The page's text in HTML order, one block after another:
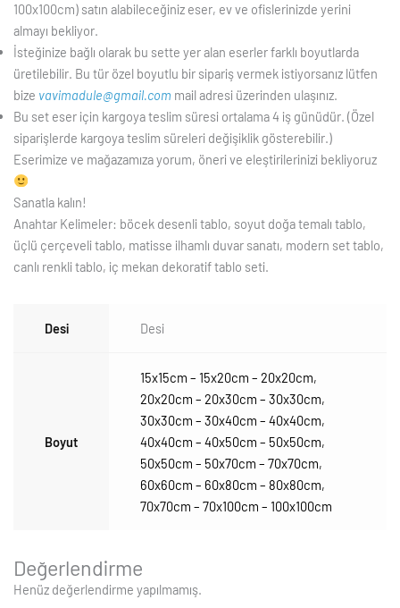
100x100cm) satın alabileceğiniz eser, ev ve ofislerinizde yerini
almayı bekliyor.
İsteğinize bağlı olarak bu sette yer alan eserler farklı boyutlarda
üretilebilir. Bu tür özel boyutlu bir sipariş vermek istiyorsanız lütfen
bize vavimadule@gmail.com mail adresi üzerinden ulaşınız.
Bu set eser için kargoya teslim süresi ortalama 4 iş günüdür. (Özel
siparişlerde kargoya teslim süreleri değişiklik gösterebilir.)
Eserimize ve mağazamıza yorum, öneri ve eleştirilerinizi bekliyoruz
Sanatla kalın!
Anahtar Kelimeler: böcek desenli tablo, soyut doğa temalı tablo,
üçlü çerçeveli tablo, matisse ilhamlı duvar sanatı, modern set tablo,
canlı renkli tablo, iç mekan dekoratif tablo seti.
Desi Desi
Boyut
15x15cm – 15x20cm – 20x20cm,
20x20cm – 20x30cm – 30x30cm,
30x30cm – 30x40cm – 40x40cm,
40x40cm – 40x50cm – 50x50cm,
50x50cm – 50x70cm – 70x70cm,
60x60cm – 60x80cm – 80x80cm,
70x70cm – 70x100cm – 100x100cm
Değerlendirme
Henüz değerlendirme yapılmamış.